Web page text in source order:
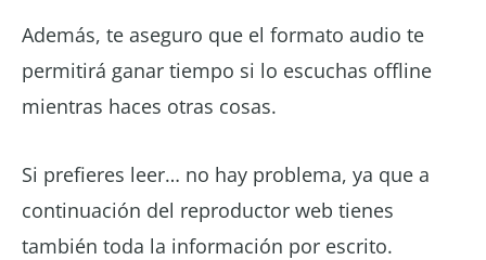
Además, te aseguro que el formato audio te
permitirá ganar tiempo si lo escuchas offline
mientras haces otras cosas.
Si prefieres leer… no hay problema, ya que a
continuación del reproductor web tienes
también toda la información por escrito.